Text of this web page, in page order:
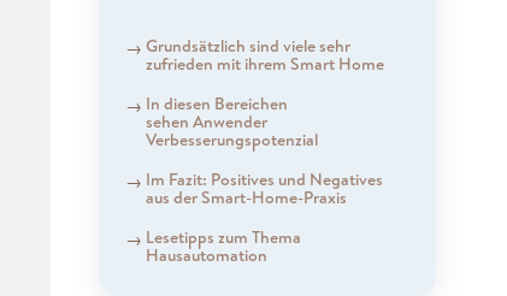
Grundsätzlich sind viele sehr
zufrieden mit ihrem Smart Home
In diesen Bereichen
sehen Anwender
Verbesserungspotenzial
Im Fazit: Positives und Negatives
aus der Smart-Home-Praxis
Lesetipps zum Thema
Hausautomation